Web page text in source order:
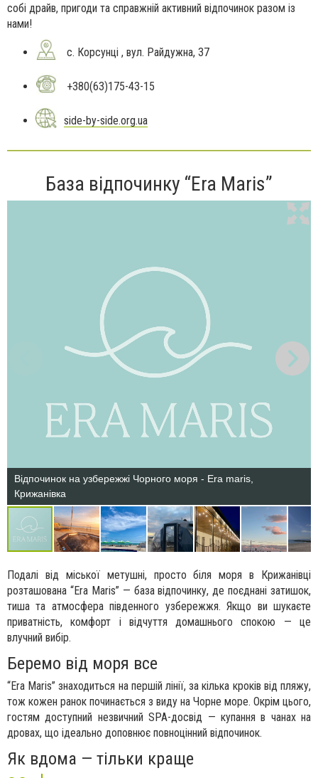
собі драйв, пригоди та справжній активний відпочинок разом із
нами!
с. Корсунці , вул. Райдужна, 37
+380(63)175-43-15
side-by-side.org.ua
База відпочинку “Era Maris”
Відпочинок на узбережжі Чорного моря - Era maris,
Крижанівка
Подалі від міської метушні, просто біля моря в Крижанівці
розташована “Era Maris” — база відпочинку, де поєднані затишок,
тиша та атмосфера південного узбережжя. Якщо ви шукаєте
приватність, комфорт і відчуття домашнього спокою — це
влучний вибір.
Беремо від моря все
“Era Maris” знаходиться на першій лінії, за кілька кроків від пляжу,
тож кожен ранок починається з виду на Чорне море. Окрім цього,
гостям доступний незвичний SPA-досвід — купання в чанах на
дровах, що ідеально доповнює повноцінний відпочинок.
Як вдома — тільки краще